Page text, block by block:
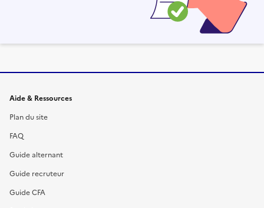
Informations et liens du site
Aide & Ressources
Plan du site
FAQ
Guide alternant
Guide recruteur
Guide CFA